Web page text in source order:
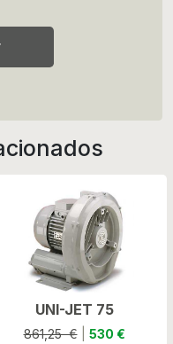
UNI-JET 75
861,25 €| 530 €